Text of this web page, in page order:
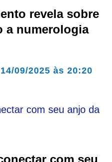
revela sobre
a numerologia
14/09/2025 às 20:20